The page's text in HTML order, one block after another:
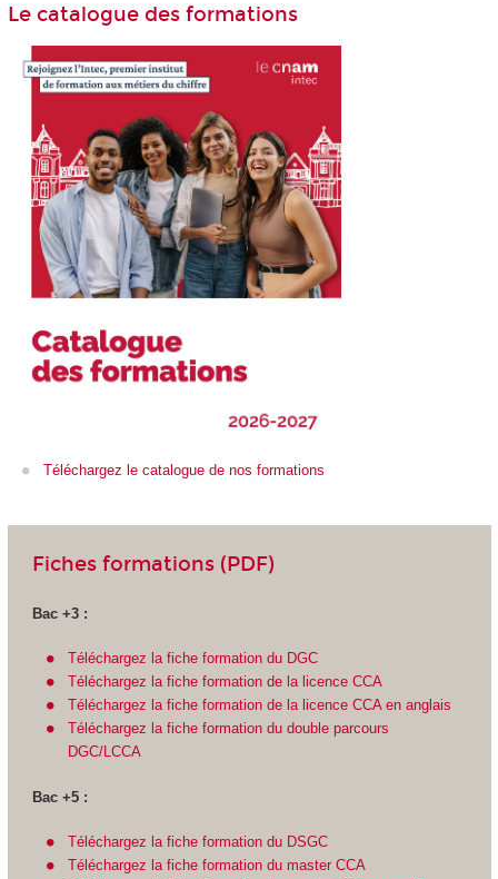
Le catalogue des formations
Téléchargez le catalogue de nos formations
Fiches formations (PDF)
Bac +3 :
Téléchargez la fiche formation du DGC
Téléchargez la fiche formation de la licence CCA
Téléchargez la fiche formation de la licence CCA en anglais
Téléchargez la fiche formation du double parcours
DGC/LCCA
Bac +5 :
Téléchargez la fiche formation du DSGC
Téléchargez la fiche formation du master CCA